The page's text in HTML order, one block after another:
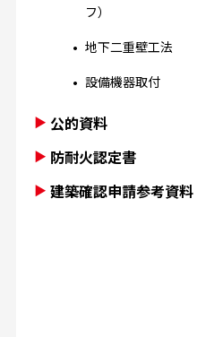
フ）
地下二重壁工法
設備機器取付
公的資料
防耐火認定書
建築確認申請参考資料